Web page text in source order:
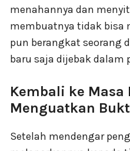
menahannya dan
membuatnya tidak bisa
pun berangkat seorang
baru saja dijebak dalam
Kembali ke Masa
Menguatkan
Setelah mendengar